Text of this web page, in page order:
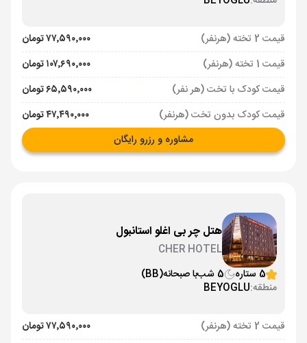
قیمت 2 تخته (هرنفر)
۷۷٬۵۹۰٬۰۰۰ تومان
قیمت 1 تخته (هرنفر)
۱۰۷٬۶۹۰٬۰۰۰ تومان
قیمت کودک با تخت (هر نفر)
۶۵٬۵۹۰٬۰۰۰ تومان
قیمت کودک بدون تخت (هرنفر)
۴۷٬۴۹۰٬۰۰۰ تومان
مشاوره و رزرو رایگان
هتل چر بی اغلو استانبول
CHER HOTEL
5 ستاره
5 شب با صبحانه(BB)
منطقه:BEYOGLU
قیمت 2 تخته (هرنفر)
۷۷٬۵۹۰٬۰۰۰ تومان